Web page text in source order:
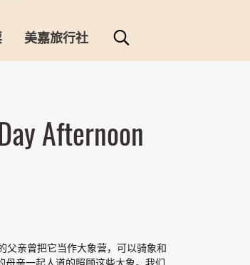
美嘉旅行社
Afternoon
父亲曾把它当作大象营，可以骑象和